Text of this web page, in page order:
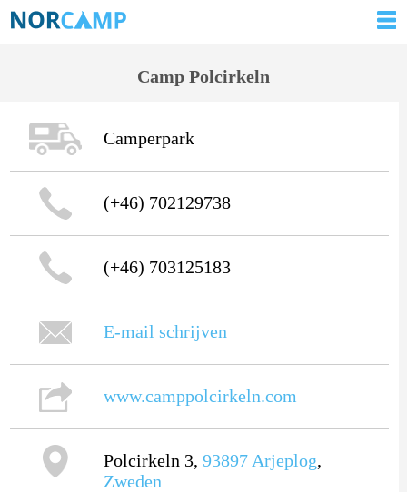
Camp Polcirkeln
Camperpark
(+46) 702129738
(+46) 703125183
E-mail schrijven
www.camppolcirkeln.com
Polcirkeln 3, 93897 Arjeplog,
Zweden